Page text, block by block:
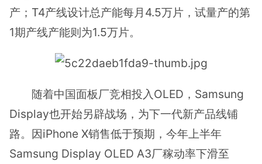
产；T4产线设计总产能每月4.5万片，试量产的第
1期产线产能则为1.5万片。
随着中国面板厂竞相投入OLED，Samsung
Display也开始另辟战场，为下一代新产品线铺
路。因iPhone X销售低于预期，今年上半年
Samsung Display OLED A3厂稼动率下滑至